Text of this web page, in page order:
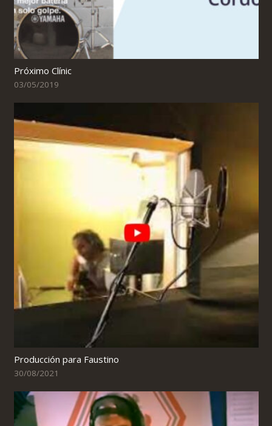
Próximo Clínic
03/05/2019
Producción para Faustino
30/08/2021